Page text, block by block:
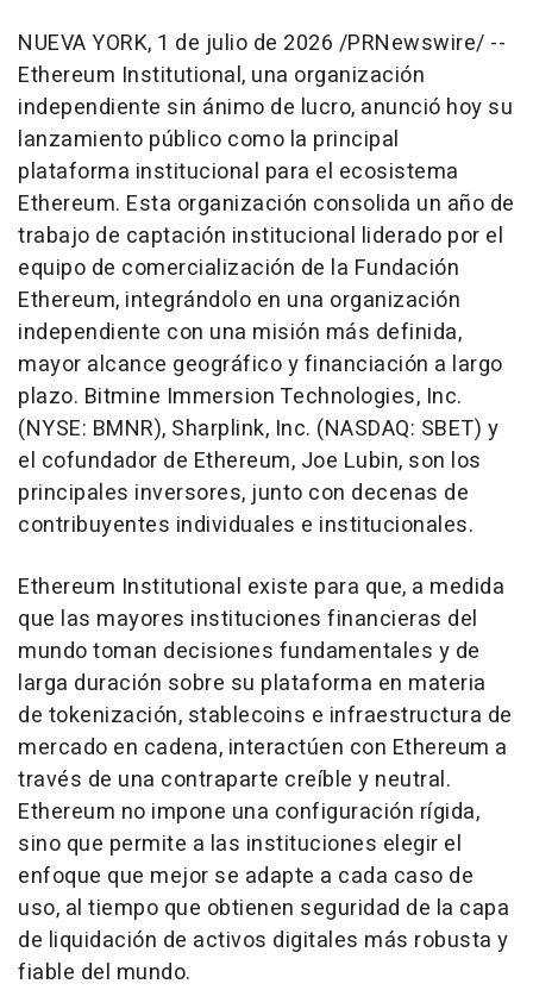
NUEVA YORK, 1 de julio de 2026 /PRNewswire/ --
Ethereum Institutional, una organización
independiente sin ánimo de lucro, anunció hoy su
lanzamiento público como la principal
plataforma institucional para el ecosistema
Ethereum. Esta organización consolida un año de
trabajo de captación institucional liderado por el
equipo de comercialización de la Fundación
Ethereum, integrándolo en una organización
independiente con una misión más definida,
mayor alcance geográfico y financiación a largo
plazo. Bitmine Immersion Technologies, Inc.
(NYSE: BMNR), Sharplink, Inc. (NASDAQ: SBET) y
el cofundador de Ethereum, Joe Lubin, son los
principales inversores, junto con decenas de
contribuyentes individuales e institucionales.
Ethereum Institutional existe para que, a medida
que las mayores instituciones financieras del
mundo toman decisiones fundamentales y de
larga duración sobre su plataforma en materia
de tokenización, stablecoins e infraestructura de
mercado en cadena, interactúen con Ethereum a
través de una contraparte creíble y neutral.
Ethereum no impone una configuración rígida,
sino que permite a las instituciones elegir el
enfoque que mejor se adapte a cada caso de
uso, al tiempo que obtienen seguridad de la capa
de liquidación de activos digitales más robusta y
fiable del mundo.